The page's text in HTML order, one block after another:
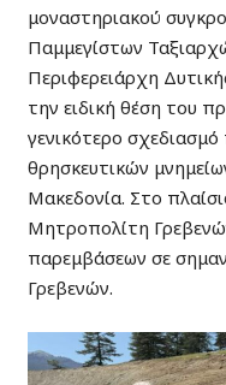
μοναστηριακού
Παμμεγίστων
Περιφερειάρχη
την ειδική θέση του
γενικότερο
θρησκευτικών
Μακεδονία. Στο
Μητροπολίτη
παρεμβάσεων σε
Γρεβενών.